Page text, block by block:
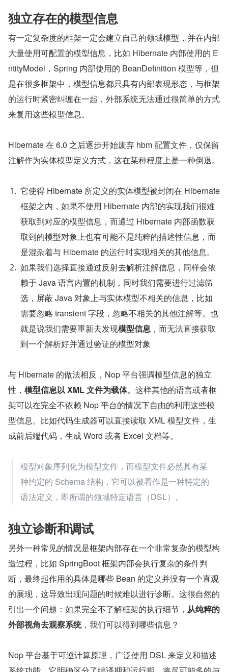
独立存在的模型信息
有一定复杂度的框架一定会建立自己的领域模型，并在内部
大量使用可配置的模型信息，比如 Hibernate 内部使用的 E
ntityModel，Spring 内部使用的 BeanDefinition 模型等，但
是在很多框架中，模型信息都只具有内部表现形态，与框架
的运行时紧密纠缠在一起，外部系统无法通过很简单的方式
来复用这些模型信息。
Hibernate 在 6.0 之后逐步开始废弃 hbm 配置文件，仅保留
注解作为实体模型定义方式，这在某种程度上是一种倒退。
它使得 Hibernate 所定义的实体模型被封闭在 Hibernate
框架之内，如果不使用 Hibernate 内部的实现我们很难
获取到对应的模型信息，而通过 Hibernate 内部函数获
取到的模型对象上也有可能不是纯粹的描述性信息，而
是混杂着与 Hibernate 的运行时实现相关的其他信息。
如果我们选择直接通过反射去解析注解信息，同样会依
赖于 Java 语言内置的机制，同时我们需要进行过滤筛
选，屏蔽 Java 对象上与实体模型不相关的信息，比如
需要忽略 transient 字段，忽略不相关的其他注解等。也
就是说我们需要重新去发现模型信息 ，而无法直接获取
到一个解析好并通过验证的模型对象
与 Hibernate 的做法相反，Nop 平台强调模型信息的独立
性， 模型信息以 XML 文件为载体。这样其他的语言或者框
架可以在完全不依赖 Nop 平台的情况下自由的利用这些模
型信息。比如代码生成器可以直接读取 XML 模型文件，生
成前后端代码，生成 Word 或者 Excel 文档等。
模型对象序列化为模型文件，而模型文件必然具有某
种约定的 Schema 结构，它可以被看作是一种特定的
语法定义，即所谓的领域特定语言（DSL）。
独立诊断和调试
另外一种常见的情况是框架内部存在一个非常复杂的模型构
造过程，比如 SpringBoot 框架内部会执行复杂的条件判
断，最终起作用的具体是哪些 Bean 的定义并没有一个直观
的展现，这导致出现问题的时候难以进行诊断。这很自然的
引出一个问题：如果完全不了解框架的执行细节， 从纯粹的
外部视角去观察系统，我们可以得到哪些信息？
Nop 平台基于可逆计算原理，广泛使用 DSL 来定义和描述